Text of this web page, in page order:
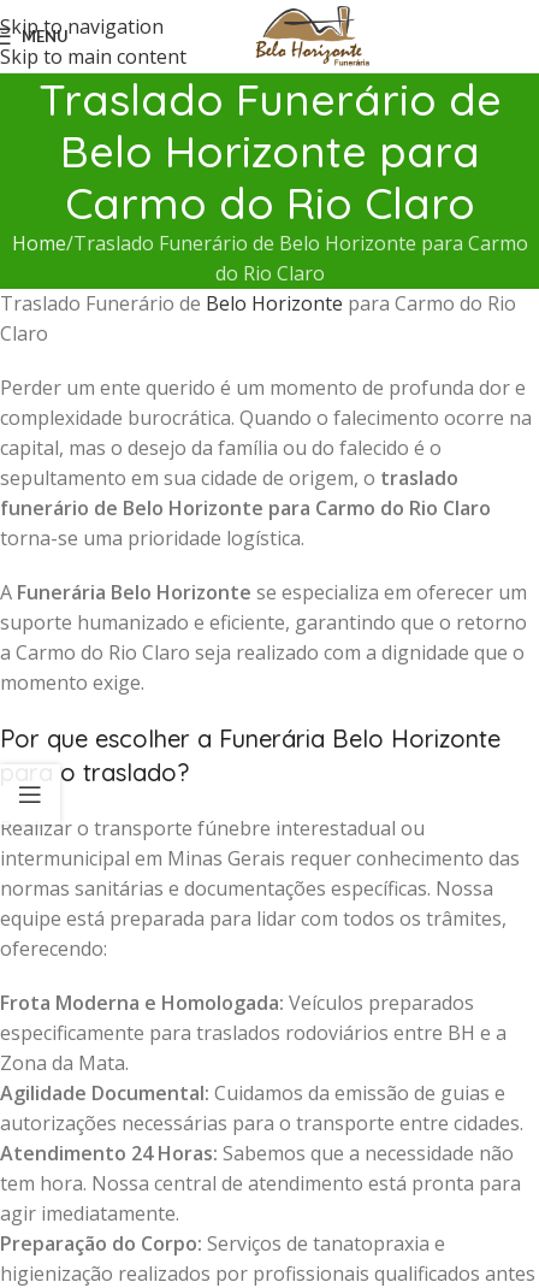
Skip to navigation
Skip to main content
MENU
Traslado Funerário de
Belo Horizonte para
Carmo do Rio Claro
Home Traslado Funerário de Belo Horizonte para Carmo
do Rio Claro
Traslado Funerário de Belo Horizonte para Carmo do Rio
Claro
Perder um ente querido é um momento de profunda dor e
complexidade burocrática. Quando o falecimento ocorre na
capital, mas o desejo da família ou do falecido é o
sepultamento em sua cidade de origem, o traslado
funerário de Belo Horizonte para Carmo do Rio Claro
torna-se uma prioridade logística.
A Funerária Belo Horizonte se especializa em oferecer um
suporte humanizado e eficiente, garantindo que o retorno
a Carmo do Rio Claro seja realizado com a dignidade que o
momento exige.
Por que escolher a Funerária Belo Horizonte
para o traslado?
Realizar o transporte fúnebre interestadual ou
intermunicipal em Minas Gerais requer conhecimento das
normas sanitárias e documentações específicas. Nossa
equipe está preparada para lidar com todos os trâmites,
oferecendo:
Frota Moderna e Homologada: Veículos preparados
especificamente para traslados rodoviários entre BH e a
Zona da Mata.
Agilidade Documental: Cuidamos da emissão de guias e
autorizações necessárias para o transporte entre cidades.
Atendimento 24 Horas: Sabemos que a necessidade não
tem hora. Nossa central de atendimento está pronta para
agir imediatamente.
Preparação do Corpo: Serviços de tanatopraxia e
higienização realizados por profissionais qualificados antes